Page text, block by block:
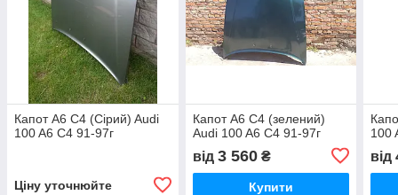
Капот A6 C4 (Сірий) Audi
100 A6 C4 91-97г
Ціну уточнюйте
Капот A6 C4 (зелений)
Audi 100 A6 C4 91-97г
від 3 560₴
Купити
100
від